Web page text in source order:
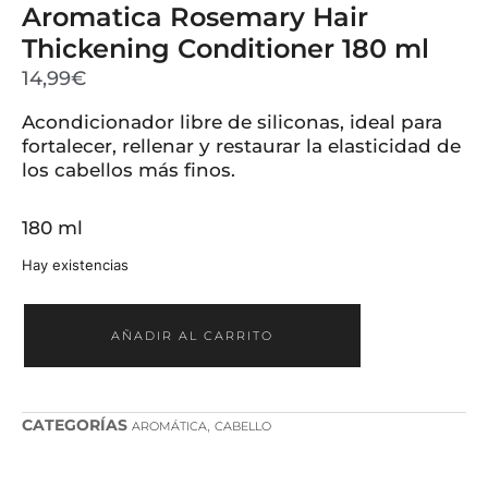
Aromatica Rosemary Hair
Thickening Conditioner 180 ml
14,99€
Acondicionador libre de siliconas, ideal para
fortalecer, rellenar y restaurar la elasticidad de
los cabellos más finos.
180 ml
Hay existencias
AÑADIR AL CARRITO
CATEGORÍAS AROMÁTICA, CABELLO